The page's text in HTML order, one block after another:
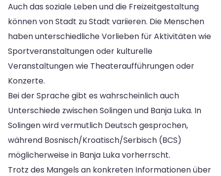
Auch das soziale Leben und die Freizeitgestaltung
können von Stadt zu Stadt variieren. Die Menschen
haben unterschiedliche Vorlieben für Aktivitäten wie
Sportveranstaltungen oder kulturelle
Veranstaltungen wie Theateraufführungen oder
Konzerte.
Bei der Sprache gibt es wahrscheinlich auch
Unterschiede zwischen Solingen und Banja Luka. In
Solingen wird vermutlich Deutsch gesprochen,
während Bosnisch/Kroatisch/Serbisch (BCS)
möglicherweise in Banja Luka vorherrscht.
Trotz des Mangels an konkreten Informationen über